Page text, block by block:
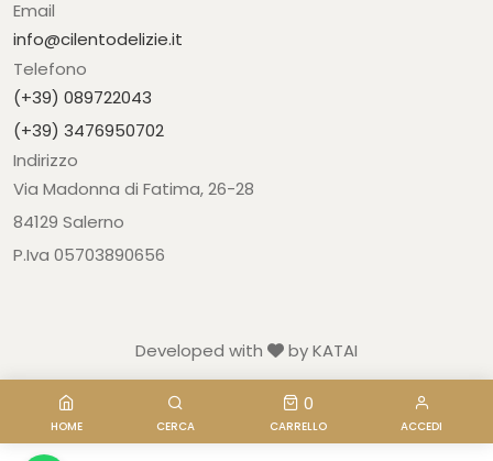
Email
info@cilentodelizie.it
Telefono
(+39) 089722043
(+39) 3476950702
Indirizzo
Via Madonna di Fatima, 26-28
84129 Salerno
P.Iva 05703890656
Developed with by KATAI
HOME CERCA
0
CARRELLO ACCEDI